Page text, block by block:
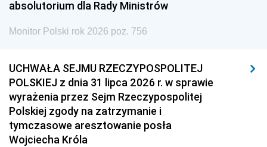
absolutorium dla Rady Ministrów
Monitor Polski rok 2026 poz. 756
UCHWAŁA SEJMU RZECZYPOSPOLITEJ
POLSKIEJ z dnia 31 lipca 2026 r. w sprawie
wyrażenia przez Sejm Rzeczypospolitej
Polskiej zgody na zatrzymanie i
tymczasowe aresztowanie posła
Wojciecha Króla